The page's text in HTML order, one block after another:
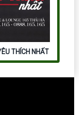
THÍCH NHẤT